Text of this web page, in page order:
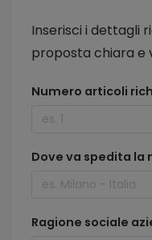
Inserisci i dettagli
proposta chiara e
Numero articoli
Dove va spedita la
Ragione sociale